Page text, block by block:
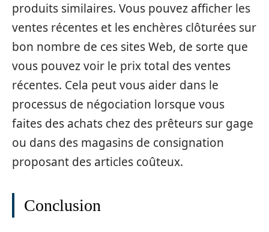
produits similaires. Vous pouvez afficher les
ventes récentes et les enchères clôturées sur
bon nombre de ces sites Web, de sorte que
vous pouvez voir le prix total des ventes
récentes. Cela peut vous aider dans le
processus de négociation lorsque vous
faites des achats chez des prêteurs sur gage
ou dans des magasins de consignation
proposant des articles coûteux.
Conclusion